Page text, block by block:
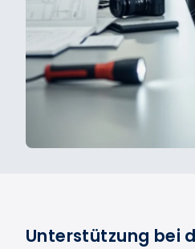
Unterstützung bei